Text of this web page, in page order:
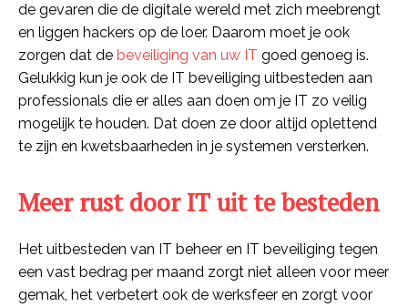
de gevaren die de digitale wereld met zich meebrengt
en liggen hackers op de loer. Daarom moet je ook
zorgen dat de beveiliging van uw IT goed genoeg is.
Gelukkig kun je ook de IT beveiliging uitbesteden aan
professionals die er alles aan doen om je IT zo veilig
mogelijk te houden. Dat doen ze door altijd oplettend
te zijn en kwetsbaarheden in je systemen versterken.
Meer rust door IT uit te besteden
Het uitbesteden van IT beheer en IT beveiliging tegen
een vast bedrag per maand zorgt niet alleen voor meer
gemak, het verbetert ook de werksfeer en zorgt voor